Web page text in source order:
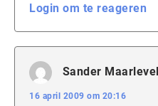
Login om te reageren
Sander
16 april 2009 om 20:16